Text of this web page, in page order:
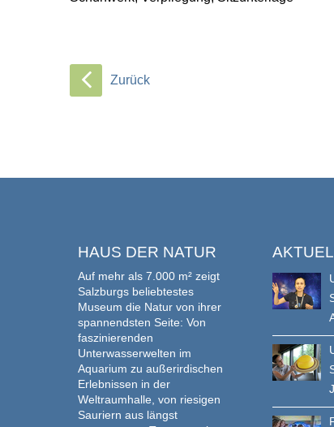
Zurück
HAUS DER NATUR
Auf mehr als 7.000 m² zeigt
Salzburgs beliebtestes
Museum die Natur von ihrer
spannendsten Seite: Von
faszinierenden
Unterwasserwelten im
Aquarium zu außerirdischen
Erlebnissen in der
Weltraumhalle, von riesigen
Sauriern aus längst